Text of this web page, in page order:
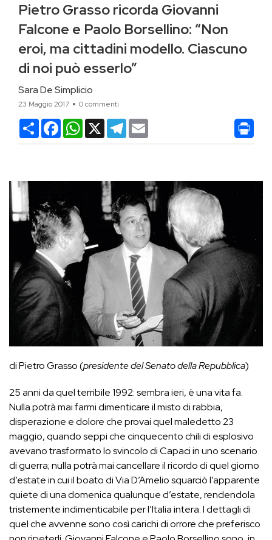
Pietro Grasso ricorda Giovanni
Falcone e Paolo Borsellino: “Non
eroi, ma cittadini modello. Ciascuno
di noi può esserlo”
Sara De Simplicio
23 Maggio 2017 0 commenti
CondividiFacebookWhatsApp
X Telegram
di Pietro Grasso (presidente del Senato della Repubblica)
25 anni da quel terribile 1992: sembra ieri, è una vita fa.
Nulla potrà mai farmi dimenticare il misto di rabbia,
disperazione e dolore che provai quel maledetto 23
maggio, quando seppi che cinquecento chili di esplosivo
avevano trasformato lo svincolo di Capaci in uno scenario
di guerra; nulla potrà mai cancellare il ricordo di quel giorno
d’estate in cui il boato di Via D’Amelio squarciò l’apparente
quiete di una domenica qualunque d’estate, rendendola
tristemente indimenticabile per l’Italia intera. I dettagli di
quel che avvenne sono così carichi di orrore che preferisco